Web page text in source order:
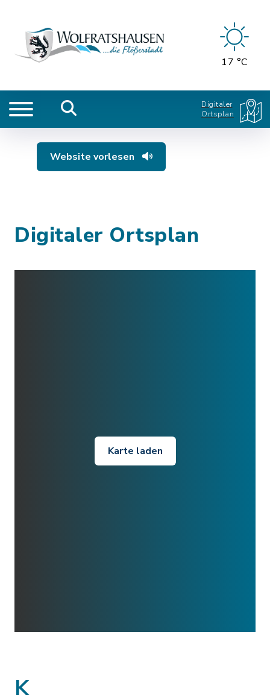
17 °C
Digitaler
Ortsplan
Website vorlesen
Digitaler Ortsplan
Karte laden
K